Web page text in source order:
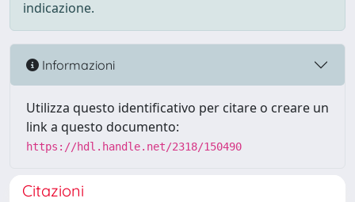
indicazione.
Informazioni
Utilizza questo identificativo per citare o creare un
link a questo documento:
https://hdl.handle.net/2318/150490
Citazioni